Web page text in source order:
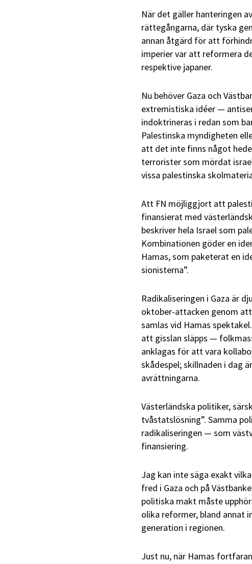
När det gäller hanteringen
rättegångarna, där tyska
annan åtgärd för att
imperier var att reformera
respektive japaner.
Nu behöver Gaza och
extremistiska idéer —
indoktrineras i redan som
Palestinska myndigheten
att det inte finns något
terrorister som mördat
vissa palestinska
Att FN möjliggjort att
finansierat med
beskriver hela Israel som
Kombinationen göder en
Hamas, som paketerat en
sionisterna”.
Radikaliseringen i Gaza är
oktober-attacken genom
samlas vid Hamas
att gisslan släpps —
anklagas för att vara
skådespel; skillnaden i dag
avrättningarna.
Västerländska politiker,
tvåstatslösning”. Samma
radikaliseringen — som
finansiering.
Jag kan inte säga exakt
fred i Gaza och på
politiska makt måste
olika reformer, bland annat
generation i regionen.
Just nu, när Hamas